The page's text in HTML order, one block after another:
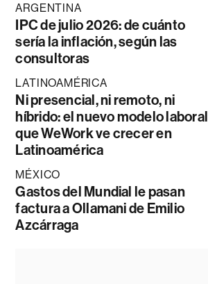
ARGENTINA
IPC de julio 2026: de cuánto
sería la inflación, según las
consultoras
LATINOAMÉRICA
Ni presencial, ni remoto, ni
híbrido: el nuevo modelo laboral
que WeWork ve crecer en
Latinoamérica
MÉXICO
Gastos del Mundial le pasan
factura a Ollamani de Emilio
Azcárraga